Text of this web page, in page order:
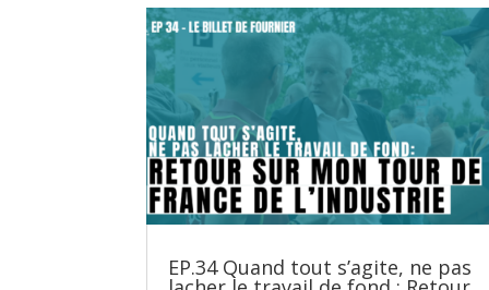
EP.34 Quand tout s’agite, ne pas